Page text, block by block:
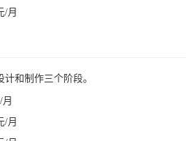
/月
和制作三个阶段。
/月